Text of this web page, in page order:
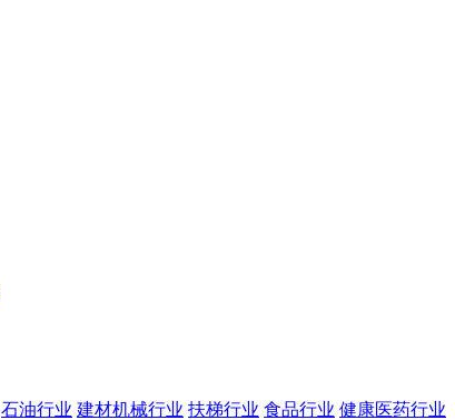
石油行业 建材机械行业 扶梯行业 食品行业 健康医药行业